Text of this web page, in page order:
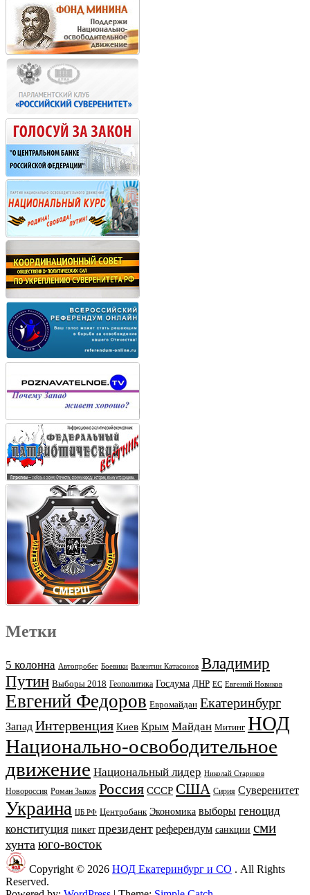
Метки
5 колонна Автопробег Боевики Валентин Катасонов Владимир
Путин Выборы 2018 Геополитика Госдума ДНР ЕС Евгений Новиков
Евгений Федоров Евромайдан Екатеринбург
Запад Интервенция Киев Крым Майдан Митинг НОД
Национально-освободительное
движение Национальный лидер Николай Стариков
Новороссия Роман Зыков Россия СССР США Сирия Суверенитет
Украина ЦБ РФ Центробанк Экономика выборы геноцид
конституция пикет президент референдум санкции сми
хунта юго-восток
Copyright © 2026 НОД Екатеринбург и СО . All Rights
Reserved.